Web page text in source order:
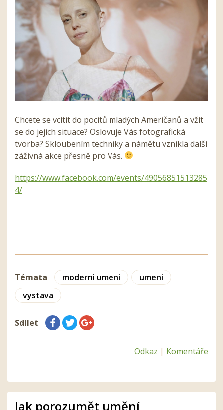
Chcete se vcítit do pocitů mladých Američanů a vžít
se do jejich situace? Oslovuje Vás fotografická
tvorba? Skloubením techniky a námětu vznikla další
záživná akce přesně pro Vás.
https://www.facebook.com/events/49056851513285
4/
Témata moderni umeni
umeni
vystava
Sdílet
Odkaz | Komentáře
Jak porozumět umění